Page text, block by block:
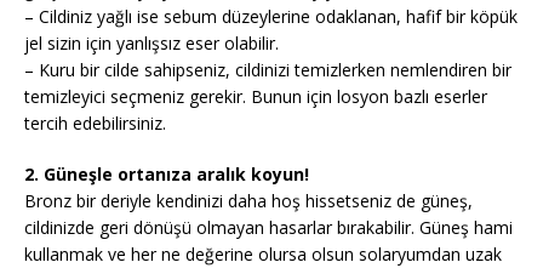
– Cildiniz yağlı ise sebum düzeylerine odaklanan, hafif bir köpük
jel sizin için yanlışsız eser olabilir.
– Kuru bir cilde sahipseniz, cildinizi temizlerken nemlendiren bir
temizleyici seçmeniz gerekir. Bunun için losyon bazlı eserler
tercih edebilirsiniz.
2. Güneşle ortanıza aralık koyun!
Bronz bir deriyle kendinizi daha hoş hissetseniz de güneş,
cildinizde geri dönüşü olmayan hasarlar bırakabilir. Güneş hami
kullanmak ve her ne değerine olursa olsun solaryumdan uzak